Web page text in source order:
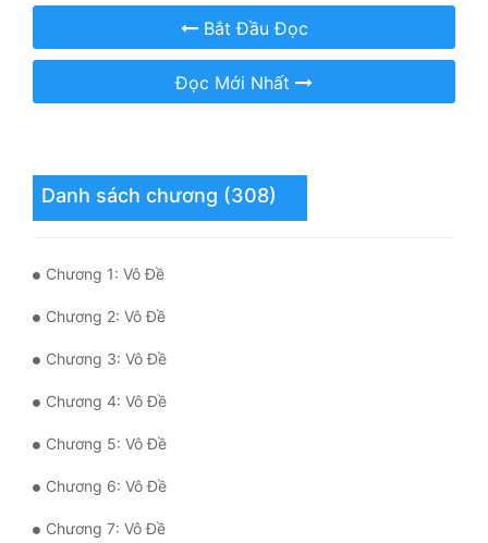
Linh Dị
Làm Giàu
Lịch Sử
Mạt Thế
Ngôn Tình
Ngược
Nữ Cường
Nữ Phụ
Phong Thủy - Tâm Linh
Phương Tây
Phản Phái
Bắt Đầu Đọc
Đọc Mới Nhất
Danh sách chương (308)
Chương 1: Vô Đề
Chương 2: Vô Đề
Chương 3: Vô Đề
Chương 4: Vô Đề
Chương 5: Vô Đề
Chương 6: Vô Đề
Chương 7: Vô Đề